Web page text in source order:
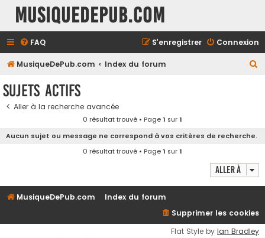
MusiqueDePub.com
FAQ Connexion
S’enregistrer
MusiqueDePub.com Index du forum
e
Sujets actifs
Aller à la recherche avancée
0 résultat trouvé • Page1 sur1
Aucun sujet ou message ne correspond à vos critères de recherche.
0 résultat trouvé • Page1 sur1
Aller à
MusiqueDePub.com
Index du forum
Supprimer les cookies
Flat Style by Ian Bradley